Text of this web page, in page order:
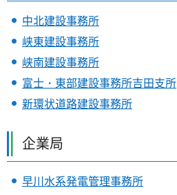
中北建設事務所
峡東建設事務所
峡南建設事務所
富士・東部建設事務所吉田支所
新環状道路建設事務所
企業局
早川水系発電管理事務所